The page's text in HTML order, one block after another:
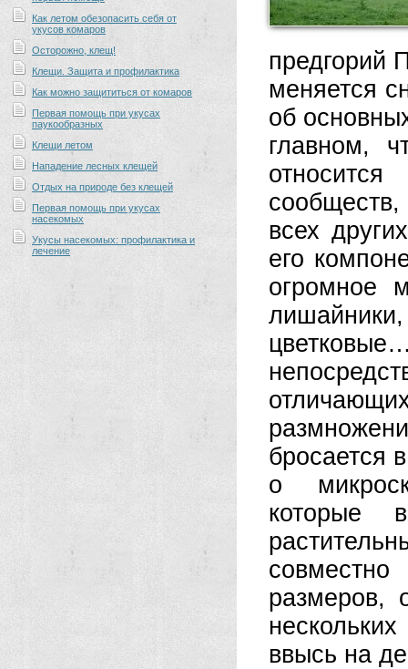
Как летом обезопасить себя от
укусов комаров
Осторожно, клещ!
Клещи. Защита и профилактика
Как можно защититься от комаров
Первая помощь при укусах
паукообразных
Клещи летом
Нападение лесных клещей
Отдых на природе без клещей
Первая помощь при укусах
насекомых
Укусы насекомых: профилактика и
лечение
предгорий
меняется
об
главном,
всех
его
огромное
бросается
о
которые
размеров,
ввысь на